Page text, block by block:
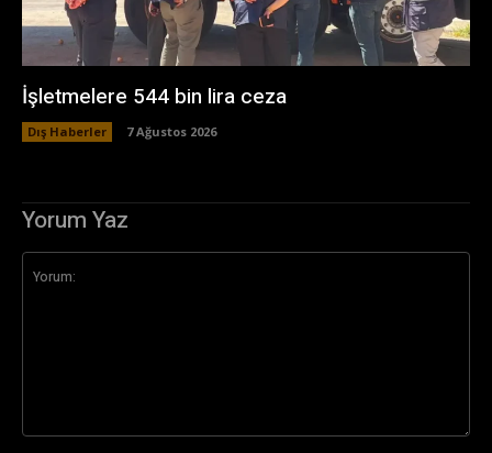
İşletmelere 544 bin lira ceza
Dış Haberler 7 Ağustos 2026
Yorum Yaz